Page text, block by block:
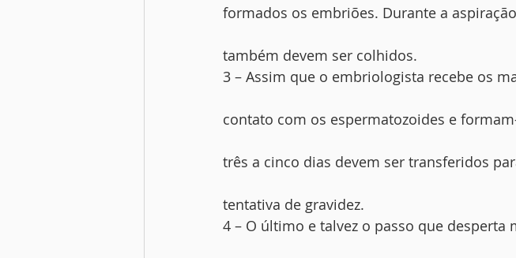
formados os embriões. Durante a
também devem ser colhidos.
3 – Assim que o embriologista recebe os
contato com os espermatozoides e
três a cinco dias devem ser transferidos
tentativa de gravidez.
4 – O último e talvez o passo que desperta